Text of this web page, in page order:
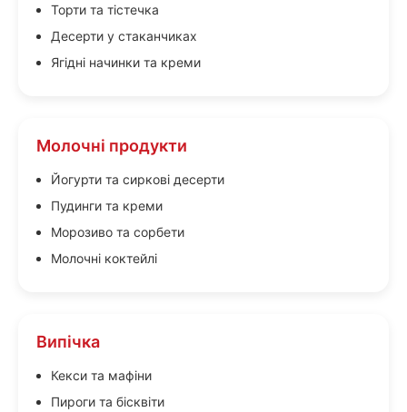
Торти та тістечка
Десерти у стаканчиках
Ягідні начинки та креми
Молочні продукти
Йогурти та сиркові десерти
Пудинги та креми
Морозиво та сорбети
Молочні коктейлі
Випічка
Кекси та мафіни
Пироги та бісквіти